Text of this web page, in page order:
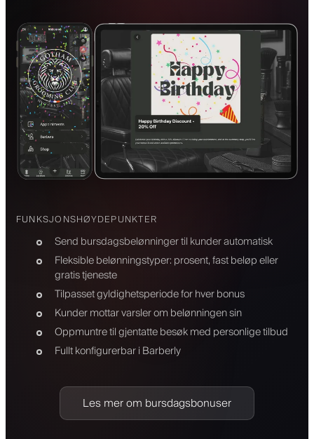
FUNKSJONSHØYDEPUNKTER
Send bursdagsbelønninger til kunder automatisk
Fleksible belønningstyper: prosent, fast beløp eller
gratis tjeneste
Tilpasset gyldighetsperiode for hver bonus
Kunder mottar varsler om belønningen sin
Oppmuntre til gjentatte besøk med personlige tilbud
Fullt konfigurerbar i Barberly
Les mer om bursdagsbonuser